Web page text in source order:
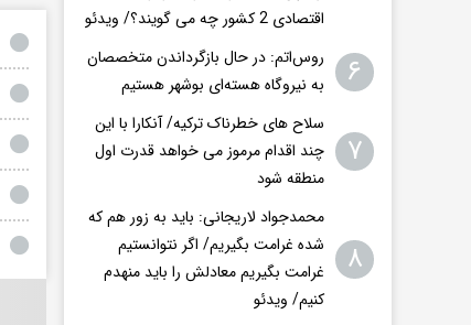
اقتصادی 2 کشور چه می گویند؟/ ویدئو
۶
روس‌اتم: در حال بازگرداندن متخصصان
به نیروگاه هسته‌ای بوشهر هستیم
۷
سلاح های خطرناک ترکیه/ آنکارا با این
چند اقدام مرموز می خواهد قدرت اول
منطقه شود
۸
محمدجواد لاریجانی: باید به زور هم که
شده غرامت بگیریم/ اگر نتوانستیم
غرامت بگیریم معادلش را باید منهدم
کنیم/ ویدئو